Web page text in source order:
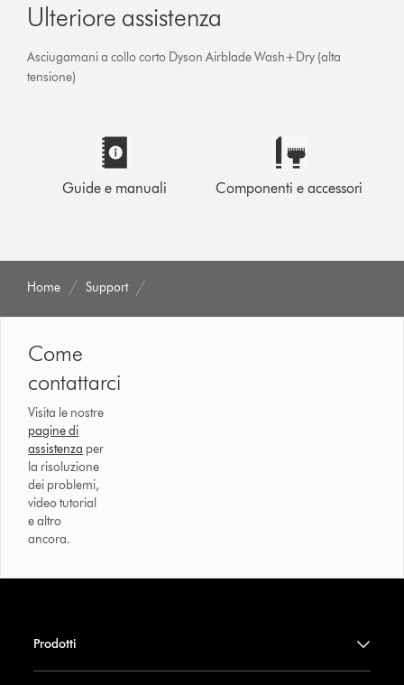
Ulteriore assistenza
Asciugamani a collo corto Dyson Airblade Wash+Dry (alta
tensione)
Guide e manuali Componenti e accessori
Home Support
Come
contattarci
Visita le nostre
pagine di
assistenza per
la risoluzione
dei problemi,
video tutorial
e altro
ancora.
Prodotti